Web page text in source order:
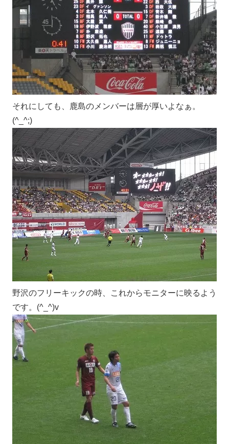
それにしても、鹿島のメンバーは層が厚いよなぁ。
(^_^;)
野沢のフリーキックの時、これからモニターに映るよう
です。(^_^)v